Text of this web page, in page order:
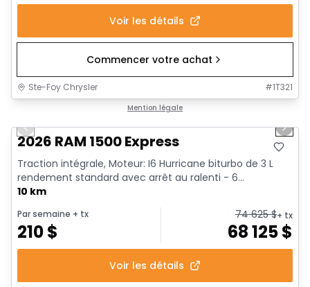
Voir les détails
Commencer votre achat
Ste-Foy Chrysler #1T321
Mention légale
Previous slide Next
2026 RAM 1500 Express
Traction intégrale, Moteur: I6 Hurricane biturbo de 3 L
rendement standard avec arrêt au ralenti - 6...
10 km
Par semaine + tx
210$
74 625$+ tx
68 125$
Voir les détails